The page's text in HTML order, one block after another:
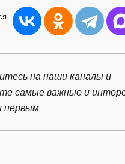
на наши каналы и
самые важные и
первым